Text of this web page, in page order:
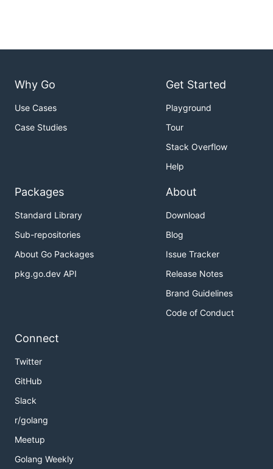
Why Go
Use Cases
Case Studies
Get Started
Playground
Tour
Stack Overflow
Help
Packages
Standard Library
Sub-repositories
About Go Packages
pkg.go.dev API
About
Download
Blog
Issue Tracker
Release Notes
Brand Guidelines
Code of Conduct
Connect
Twitter
GitHub
Slack
r/golang
Meetup
Golang Weekly